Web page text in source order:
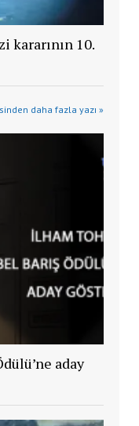
kararının 10.
daha fazla yazı »
aday